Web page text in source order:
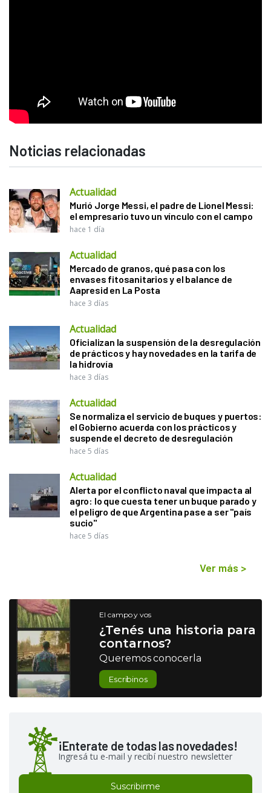
Noticias relacionadas
Actualidad
Murió Jorge Messi, el padre de Lionel Messi:
el empresario tuvo un vínculo con el campo
hace 1 día
Actualidad
Mercado de granos, qué pasa con los
envases fitosanitarios y el balance de
Aapresid en La Posta
hace 3 días
Actualidad
Oficializan la suspensión de la desregulación
de prácticos y hay novedades en la tarifa de
la hidrovía
hace 3 días
Actualidad
Se normaliza el servicio de buques y puertos:
el Gobierno acuerda con los prácticos y
suspende el decreto de desregulación
hace 5 días
Actualidad
Alerta por el conflicto naval que impacta al
agro: lo que cuesta tener un buque parado y
el peligro de que Argentina pase a ser "país
sucio"
hace 5 días
Ver más >
El campo y vos
¿Tenés una historia para
contarnos?
Queremos conocerla
Escribinos
¡Enterate de todas las novedades!
Ingresá tu e-mail y recibí nuestro newsletter
Suscribirme